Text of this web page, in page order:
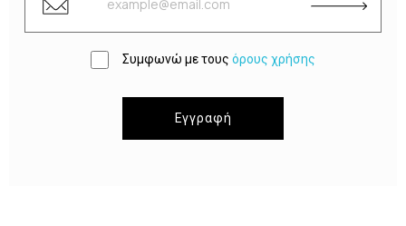
Συμφωνώ με τους όρους χρήσης
Εγγραφή